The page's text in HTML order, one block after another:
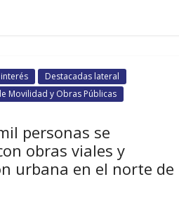
Destacadas lateral
Movilidad y Obras Públicas
personas se
obras viales y
urbana en el norte de